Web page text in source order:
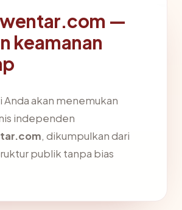
—
keamanan
Anda akan menemukan
independen
, dikumpulkan dari
publik tanpa bias